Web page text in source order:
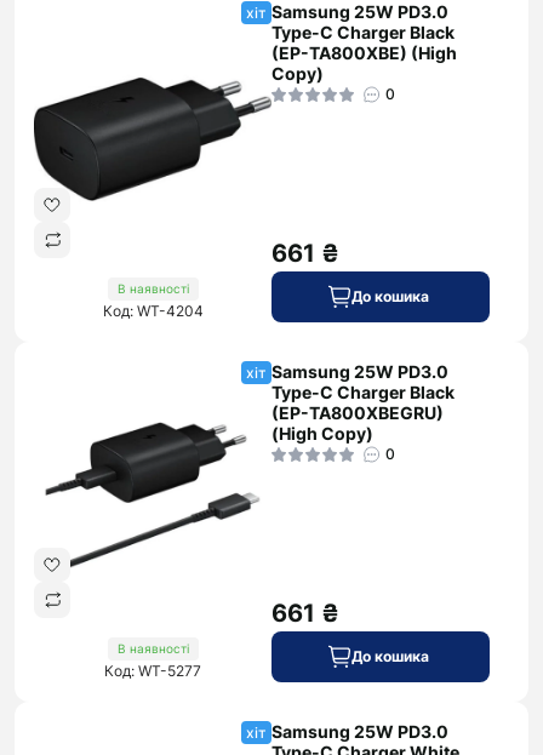
хіт
В наявності
Код: WT-4204
Samsung 25W PD3.0
Type-C Charger Black
(EP-TA800XBE) (High
Copy)
0
661 ₴
До кошика
хіт
В наявності
Код: WT-5277
Samsung 25W PD3.0
Type-C Charger Black
(EP-TA800XBEGRU)
(High Copy)
0
661 ₴
До кошика
хіт Samsung 25W PD3.0